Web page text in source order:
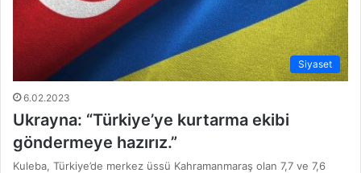
Siyaset
6.02.2023
Ukrayna: “Türkiye’ye kurtarma ekibi
göndermeye hazırız.”
Kuleba, Türkiye’de merkez üssü Kahramanmaraş olan 7,7 ve 7,6